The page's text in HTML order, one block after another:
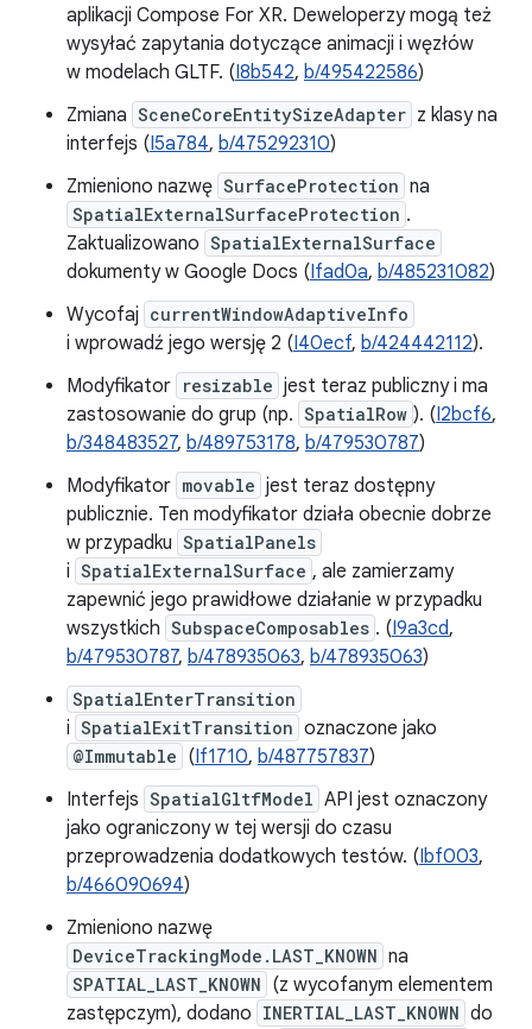
aplikacji Compose For XR. Deweloperzy mogą też
wysyłać zapytania dotyczące animacji i węzłów
w modelach GLTF. (I8b542, b/495422586)
Zmiana SceneCoreEntitySizeAdapter z klasy na
interfejs (I5a784, b/475292310)
Zmieniono nazwę SurfaceProtection na
SpatialExternalSurfaceProtection .
Zaktualizowano SpatialExternalSurface
dokumenty w Google Docs (Ifad0a, b/485231082)
Wycofaj currentWindowAdaptiveInfo
i wprowadź jego wersję 2 (I40ecf, b/424442112).
Modyfikator resizable jest teraz publiczny i ma
zastosowanie do grup (np. SpatialRow ). (I2bcf6,
b/348483527, b/489753178, b/479530787)
Modyfikator movable jest teraz dostępny
publicznie. Ten modyfikator działa obecnie dobrze
w przypadku SpatialPanels
i SpatialExternalSurface , ale zamierzamy
zapewnić jego prawidłowe działanie w przypadku
wszystkich SubspaceComposables . (I9a3cd,
b/479530787, b/478935063, b/478935063)
SpatialEnterTransition
i SpatialExitTransition oznaczone jako
@Immutable (If1710, b/487757837)
Interfejs SpatialGltfModel API jest oznaczony
jako ograniczony w tej wersji do czasu
przeprowadzenia dodatkowych testów. (Ibf003,
b/466090694)
Zmieniono nazwę
DeviceTrackingMode.LAST_KNOWN na
SPATIAL_LAST_KNOWN (z wycofanym elementem
zastępczym), dodano INERTIAL_LAST_KNOWN do